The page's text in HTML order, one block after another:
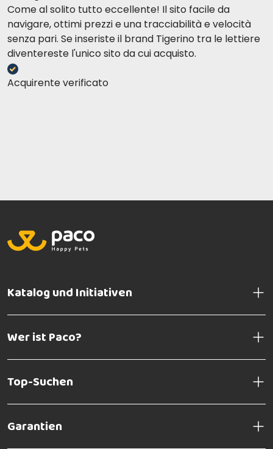
Come al solito tutto eccellente! Il sito facile da
navigare, ottimi prezzi e una tracciabilità e velocità
senza pari. Se inseriste il brand Tigerino tra le lettiere
diventereste l'unico sito da cui acquisto.
Acquirente verificato
Katalog und Initiativen
Wer ist Paco?
Top-Suchen
Garantien